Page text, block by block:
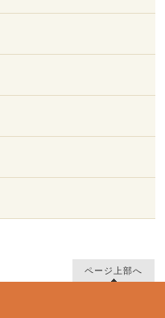
ページ上部へ